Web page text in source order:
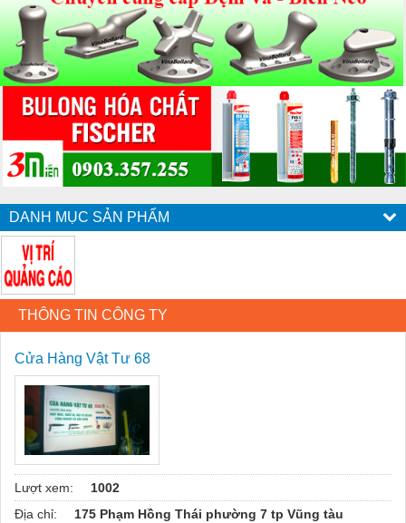
DANH MỤC SẢN PHẨM
THÔNG TIN CÔNG TY
Cửa Hàng Vật Tư 68
Lượt xem:
1002
Địa chỉ:
175 Phạm Hồng Thái phường 7 tp Vũng tàu